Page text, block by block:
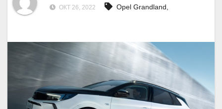
ОКТ 26, 2022 Opel Grandland,